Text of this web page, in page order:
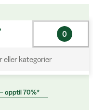
eller kategorier
0
opptil 70%*